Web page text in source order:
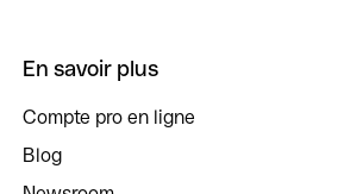
En savoir plus
Compte pro en ligne
Blog